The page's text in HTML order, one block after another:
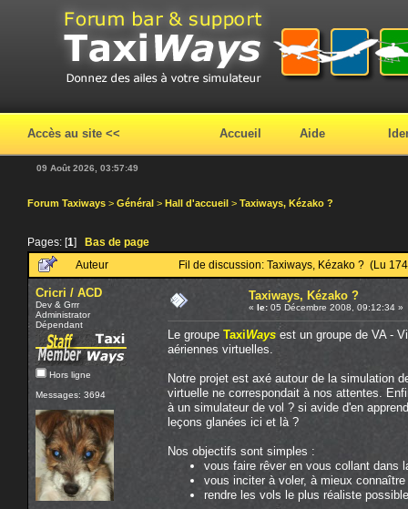
Accès au site << Accueil Aide
09 Août 2026, 03:57:49
Forum Taxiways > Général > Hall d'accueil > Taxiways, Kézako ?
Pages: [1] Bas de page
Auteur
Fil de discussion: Taxiways, Kézako ? (Lu
Cricri / ACD
Dev & Grrr
Administrator
Dépendant
Hors ligne
Messages: 3694
Taxiways, Kézako ?
« le: 05 Décembre 2008, 09:12:34 »
Le groupe TaxiWays est un groupe de VA -
aériennes virtuelles.
Notre projet est axé autour de la simulation
virtuelle ne correspondait à nos attentes.
à un simulateur de vol ? si avide d'en
leçons glanées ici et là ?
Nos objectifs sont simples :
vous faire rêver en vous collant dans
vous inciter à voler, à mieux
rendre les vols le plus réaliste possible